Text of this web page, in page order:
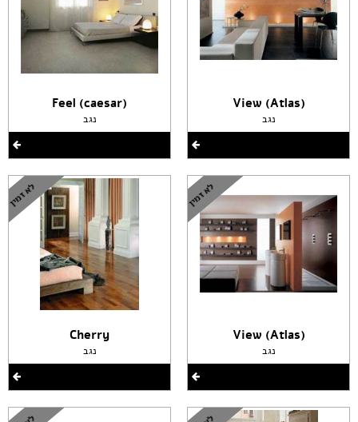
(View (Atlas
נגב
(View (Atlas
נגב
(Feel (caesar
נגב
Cherry
נגב